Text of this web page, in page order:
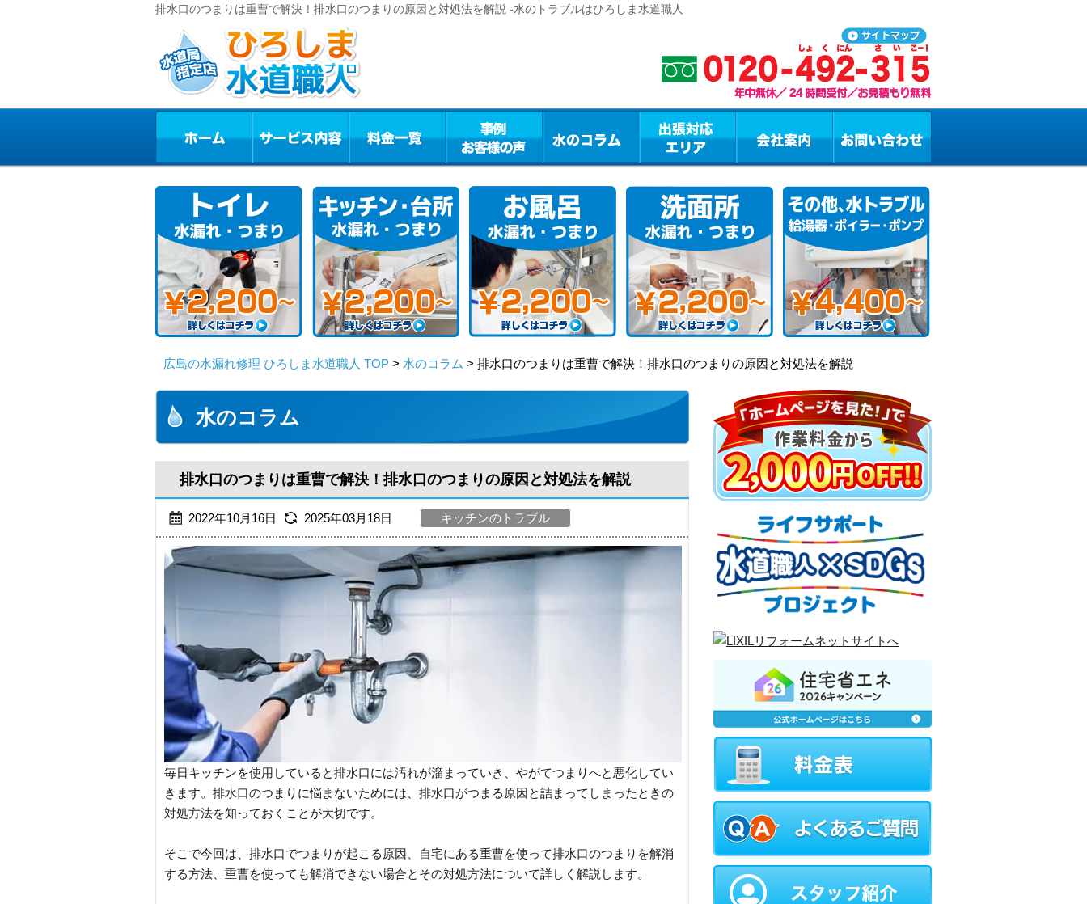
排水口のつまりは重曹で解決！排水口のつまりの原因と対処法を解説 -水のトラブルはひろしま水道職人
広島の水漏れ修理 ひろしま水道職人 TOP > 水のコラム > 排水口のつまりは重曹で解決！排水口のつまりの原因と対処法を解説
水のコラム
排水口のつまりは重曹で解決！排水口のつまりの原因と対処法を解説
2022年10月16日 2025年03月18日 キッチンのトラブル
毎日キッチンを使用していると排水口には汚れが溜まっていき、やがてつまりへと悪化してい
きます。排水口のつまりに悩まないためには、排水口がつまる原因と詰まってしまったときの
対処方法を知っておくことが大切です。
そこで今回は、排水口でつまりが起こる原因、自宅にある重曹を使って排水口のつまりを解消
する方法、重曹を使っても解消できない場合とその対処方法について詳しく解説します。